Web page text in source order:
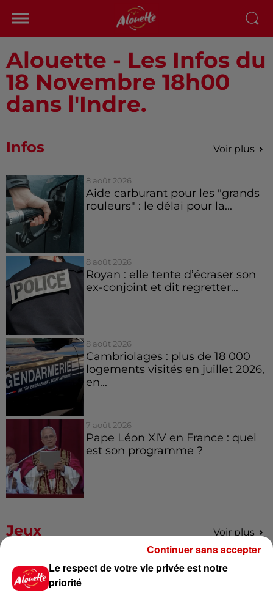
Alouette - Les Infos du
18 Novembre 18h00
dans l'Indre.
Infos Voir plus
8 août 2026
Aide carburant pour les "grands
rouleurs" : le délai pour la...
8 août 2026
Royan : elle tente d’écraser son
ex-conjoint et dit regretter...
8 août 2026
Cambriolages : plus de 18 000
logements visités en juillet 2026,
en...
7 août 2026
Pape Léon XIV en France : quel
est son programme ?
Jeux Voir plus
Gagnez vos places pour le
festival Marché Gourmand 2026
Le respect de votre vie privée est notre
priorité
Continuer sans accepter